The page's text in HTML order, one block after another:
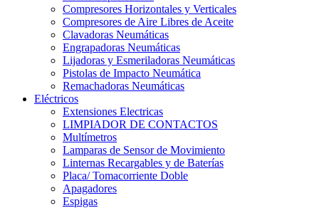
Compresores Horizontales y Verticales
Compresores de Aire Libres de Aceite
Clavadoras Neumáticas
Engrapadoras Neumáticas
Lijadoras y Esmeriladoras Neumáticas
Pistolas de Impacto Neumática
Remachadoras Neumáticas
Eléctricos
Extensiones Electricas
LIMPIADOR DE CONTACTOS
Multímetros
Lamparas de Sensor de Movimiento
Linternas Recargables y de Baterías
Placa/ Tomacorriente Doble
Apagadores
Espigas